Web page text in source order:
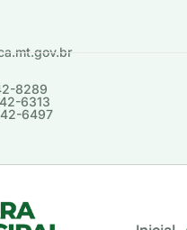
8289
6313
6497